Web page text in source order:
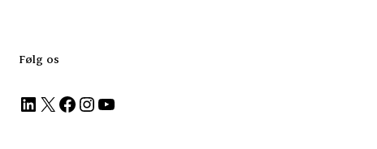
Følg os
LinkedIn
X Facebook
Instagram
YouTube